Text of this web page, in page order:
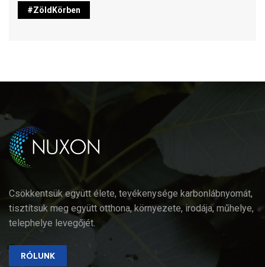
#ZöldKörben
Csökkentsük együtt élete, tevékenysége karbonlábnyomát,
tisztítsuk meg együtt otthona, környezete, irodája, műhelye,
telephelye levegőjét.
RÓLUNK